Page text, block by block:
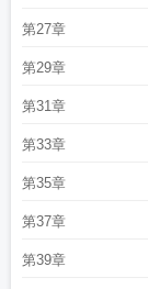
第27章
第29章
第31章
第33章
第35章
第37章
第39章